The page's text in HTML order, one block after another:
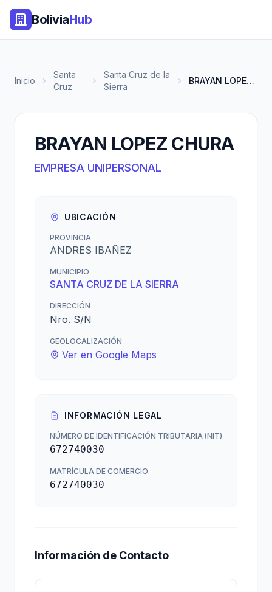
BoliviaHub
Inicio
Santa
Cruz
Santa Cruz de la
Sierra
BRAYAN LOPEZ CHURA
BRAYAN LOPEZ CHURA
EMPRESA UNIPERSONAL
UBICACIÓN
PROVINCIA
ANDRES IBAÑEZ
MUNICIPIO
SANTA CRUZ DE LA SIERRA
DIRECCIÓN
Nro. S/N
GEOLOCALIZACIÓN
Ver en Google Maps
INFORMACIÓN LEGAL
NÚMERO DE IDENTIFICACIÓN TRIBUTARIA (NIT)
672740030
MATRÍCULA DE COMERCIO
672740030
Información de Contacto